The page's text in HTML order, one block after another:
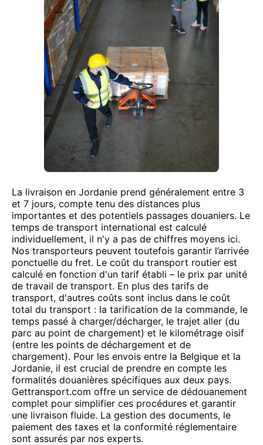
La livraison en Jordanie prend généralement entre 3
et 7 jours, compte tenu des distances plus
importantes et des potentiels passages douaniers. Le
temps de transport international est calculé
individuellement, il n'y a pas de chiffres moyens ici.
Nos transporteurs peuvent toutefois garantir l’arrivée
ponctuelle du fret. Le coût du transport routier est
calculé en fonction d'un tarif établi – le prix par unité
de travail de transport. En plus des tarifs de
transport, d'autres coûts sont inclus dans le coût
total du transport : la tarification de la commande, le
temps passé à charger/décharger, le trajet aller (du
parc au point de chargement) et le kilométrage oisif
(entre les points de déchargement et de
chargement). Pour les envois entre la Belgique et la
Jordanie, il est crucial de prendre en compte les
formalités douanières spécifiques aux deux pays.
Gettransport.com offre un service de dédouanement
complet pour simplifier ces procédures et garantir
une livraison fluide. La gestion des documents, le
paiement des taxes et la conformité réglementaire
sont assurés par nos experts.